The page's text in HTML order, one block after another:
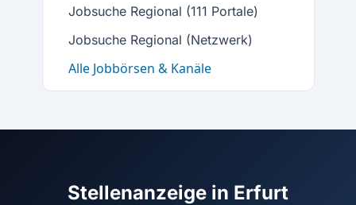
Jobsuche Regional (111 Portale)
Jobsuche Regional (Netzwerk)
Alle Jobbörsen & Kanäle
Stellenanzeige in Erfurt